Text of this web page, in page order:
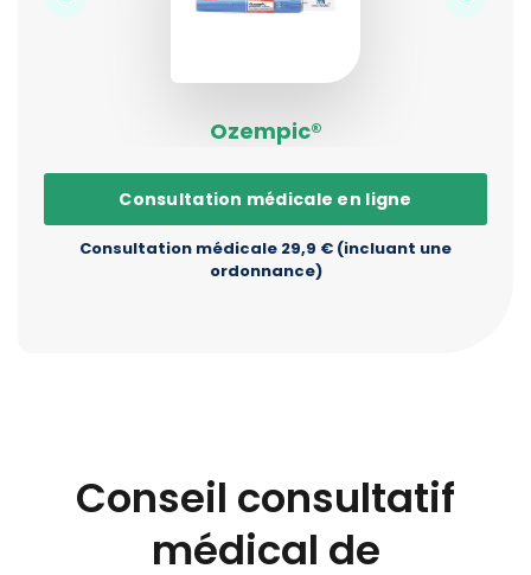
Ozempic®
Consultation médicale en ligne
Consultation médicale 29,9 € (incluant une
ordonnance)
Conseil consultatif
médical de